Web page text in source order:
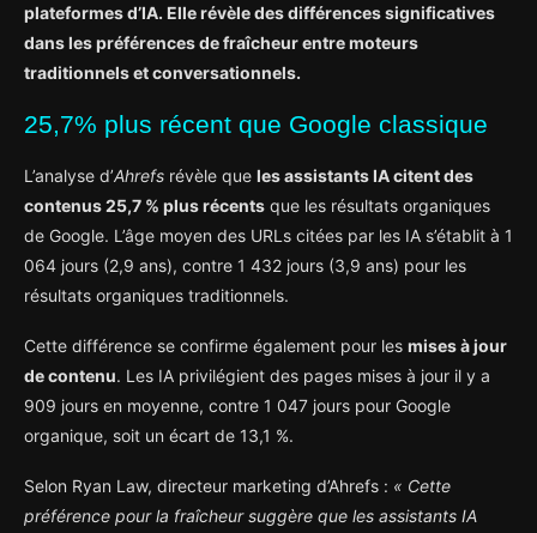
plateformes d’IA. Elle révèle des différences significatives
dans les préférences de fraîcheur entre moteurs
traditionnels et conversationnels.
25,7% plus récent que Google classique
L’analyse d’Ahrefs révèle que les assistants IA citent des
contenus 25,7 % plus récents que les résultats organiques
de Google. L’âge moyen des URLs citées par les IA s’établit à 1
064 jours (2,9 ans), contre 1 432 jours (3,9 ans) pour les
résultats organiques traditionnels.
Cette différence se confirme également pour les mises à jour
de contenu. Les IA privilégient des pages mises à jour il y a
909 jours en moyenne, contre 1 047 jours pour Google
organique, soit un écart de 13,1 %.
Selon Ryan Law, directeur marketing d’Ahrefs : « Cette
préférence pour la fraîcheur suggère que les assistants IA